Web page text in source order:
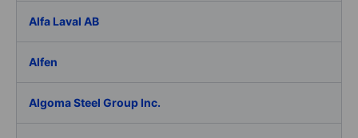
Alfa Laval AB
Alfen
Algoma Steel Group Inc.